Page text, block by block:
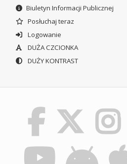
Biuletyn Informacji Publicznej
Posłuchaj teraz
Logowanie
DUŻA CZCIONKA
DUŻY KONTRAST